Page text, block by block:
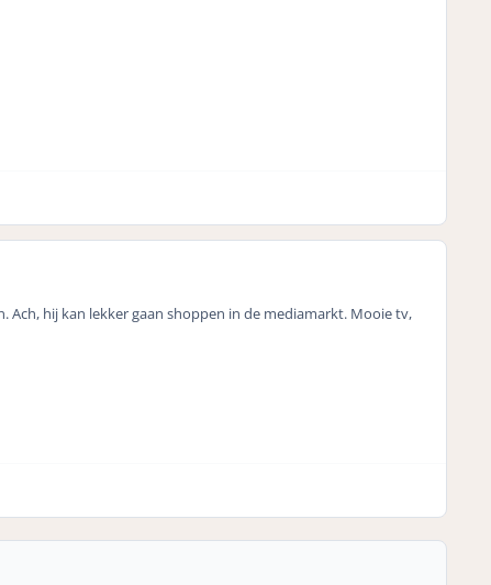
Ach, hij kan lekker gaan shoppen in de mediamarkt. Mooie tv,